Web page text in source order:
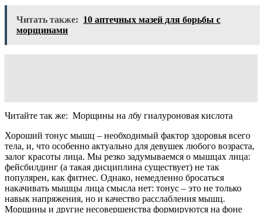
Читать также: 10 аптечных мазей для борьбы с
морщинами
Читайте так же: Морщины на лбу гиалуроновая кислота
Хороший тонус мышц – необходимый фактор здоровья всего
тела, и, что особенно актуально для девушек любого возраста,
залог красоты лица. Мы резко задумываемся о мышцах лица:
фейсбилдинг (а такая дисциплина существует) не так
популярен, как фитнес. Однако, немедленно бросаться
накачивать мышцы лица смысла нет: тонус – это не только
навык напряжения, но и качество расслабления мышц.
Морщины и другие несовершенства формируются на фоне